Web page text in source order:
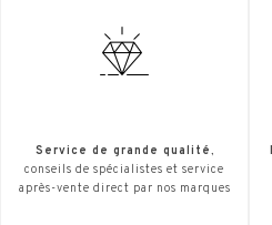
Service de grande qualité,
conseils de spécialistes et service
après-vente direct par nos marques